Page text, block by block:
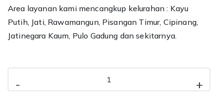
Area layanan kami mencangkup kelurahan : Kayu
Putih, Jati, Rawamangun, Pisangan Timur, Cipinang,
Jatinegara Kaum, Pulo Gadung dan sekitarnya.
-
Jasa
+